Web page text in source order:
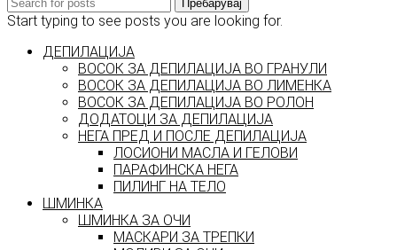
Пребарувај
Start typing to see posts you are looking for.
ДЕПИЛАЦИЈА
ВОСОК ЗА ДЕПИЛАЦИЈА ВО ГРАНУЛИ
ВОСОК ЗА ДЕПИЛАЦИЈА ВО ЛИМЕНКА
ВОСОК ЗА ДЕПИЛАЦИЈА ВО РОЛОН
ДОДАТОЦИ ЗА ДЕПИЛАЦИЈА
НЕГА ПРЕД И ПОСЛЕ ДЕПИЛАЦИЈА
ЛОСИОНИ МАСЛА И ГЕЛОВИ
ПАРАФИНСКА НЕГА
ПИЛИНГ НА ТЕЛО
ШМИНКА
ШМИНКА ЗА ОЧИ
МАСКАРИ ЗА ТРЕПКИ